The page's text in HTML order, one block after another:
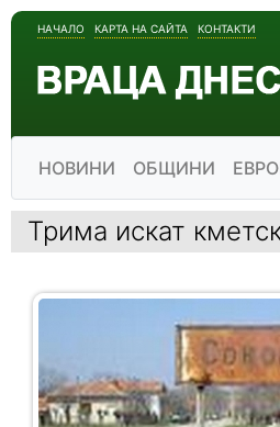
НАЧАЛО КАРТА НА САЙТА КОНТАКТИ
НОВИНИ ОБЩИНИ
Трима искат